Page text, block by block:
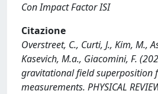
Con Impact Factor ISI
Citazione
Overstreet, C., Curti, J., Kim, M.,
Kasevich, M.a., Giacomini, F.
gravitational field superposition
measurements. PHYSICAL